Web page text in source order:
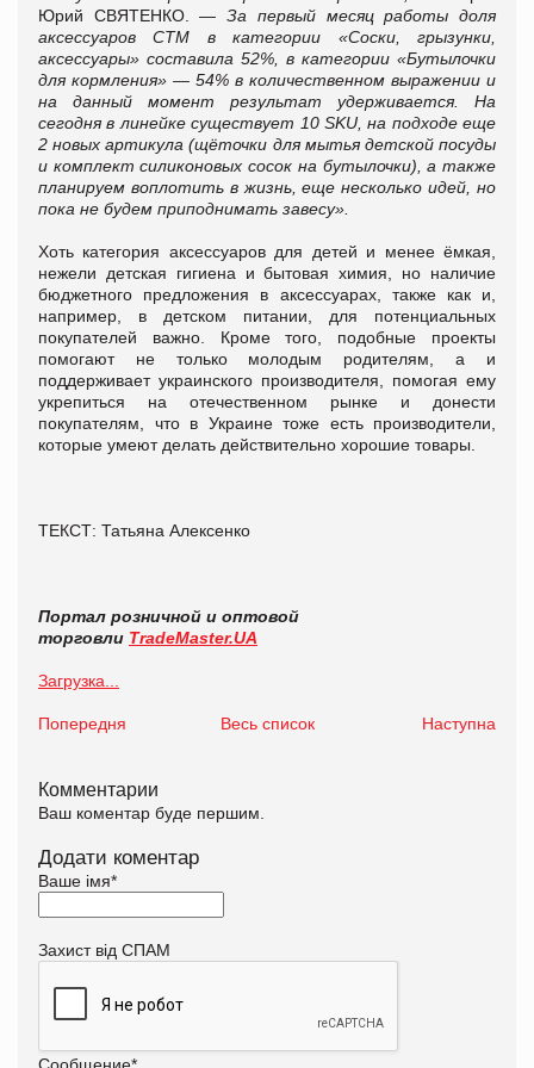
Юрий СВЯТЕНКО. —За первый месяц работы доля
аксессуаров СТМ в категории «Соски, грызунки,
аксессуары» составила 52%, в категории «Бутылочки
для кормления» — 54% в количественном выражении и
на данный момент результат удерживается. На
сегодня в линейке существует 10 SKU, на подходе еще
2 новых артикула (щёточки для мытья детской посуды
и комплект силиконовых сосок на бутылочки), а также
планируем воплотить в жизнь, еще несколько идей, но
пока не будем приподнимать завесу».
Хоть категория аксессуаров для детей и менее ёмкая,
нежели детская гигиена и бытовая химия, но наличие
бюджетного предложения в аксессуарах, также как и,
например, в детском питании, для потенциальных
покупателей важно. Кроме того, подобные проекты
помогают не только молодым родителям, а и
поддерживает украинского производителя, помогая ему
укрепиться на отечественном рынке и донести
покупателям, что в Украине тоже есть производители,
которые умеют делать действительно хорошие товары.
ТЕКСТ: Татьяна Алексенко
Портал розничной и оптовой
торговли TradeMaster.UA
Загрузка...
Попередня Весь список Наступна
Комментарии
Ваш коментар буде першим.
Додати коментар
Ваше імя*
Захист від СПАМ